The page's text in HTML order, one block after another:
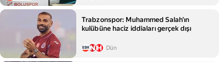
Trabzonspor: Muhammed Salah'ın
kulübüne haciz iddiaları gerçek dışı
Dün